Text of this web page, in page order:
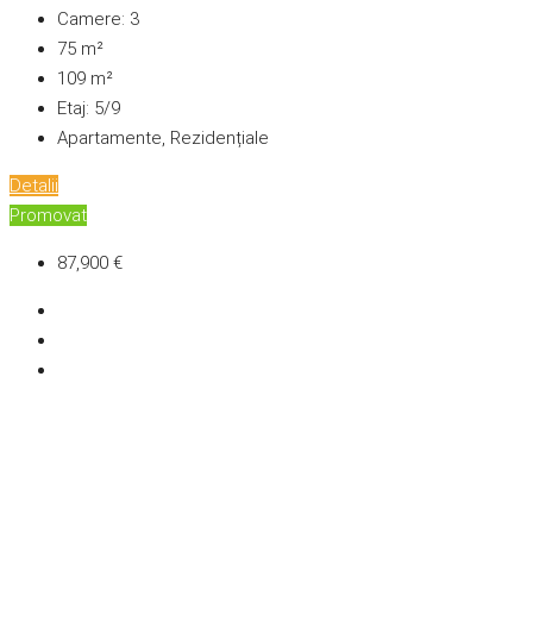
Camere: 3
75 m²
109 m²
Etaj: 5/9
Apartamente, Rezidențiale
Detalii
Promovat
87,900 €